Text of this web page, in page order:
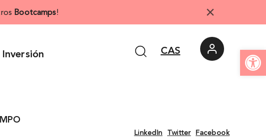
Abrir
Bootcamps! ×
Inversión CAS
LinkedIn Twitter Facebook